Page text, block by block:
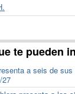
te pueden
a seis de
27